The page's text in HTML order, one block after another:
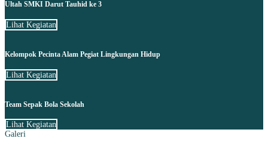
Ultah SMKI Darut Tauhid ke 3
Lihat Kegiatan
Kelompok Pecinta Alam Pegiat Lingkungan Hidup
Lihat Kegiatan
Team Sepak Bola Sekolah
Lihat Kegiatan
Galeri